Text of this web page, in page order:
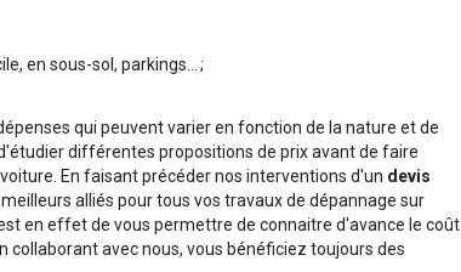
en sous-sol, parkings... ;
qui peuvent varier en fonction de la nature et de
différentes propositions de prix avant de faire
En faisant précéder nos interventions d'un devis
alliés pour tous vos travaux de dépannage sur
en effet de vous permettre de connaitre d'avance le coût
avec nous, vous bénéficiez toujours des